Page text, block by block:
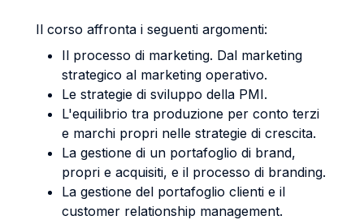
Il corso affronta i seguenti argomenti:
Il processo di marketing. Dal marketing
strategico al marketing operativo.
Le strategie di sviluppo della PMI.
L'equilibrio tra produzione per conto terzi
e marchi propri nelle strategie di crescita.
La gestione di un portafoglio di brand,
propri e acquisiti, e il processo di branding.
La gestione del portafoglio clienti e il
customer relationship management.